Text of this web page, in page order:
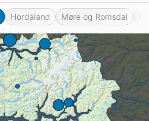
Hordaland Møre og Romsdal